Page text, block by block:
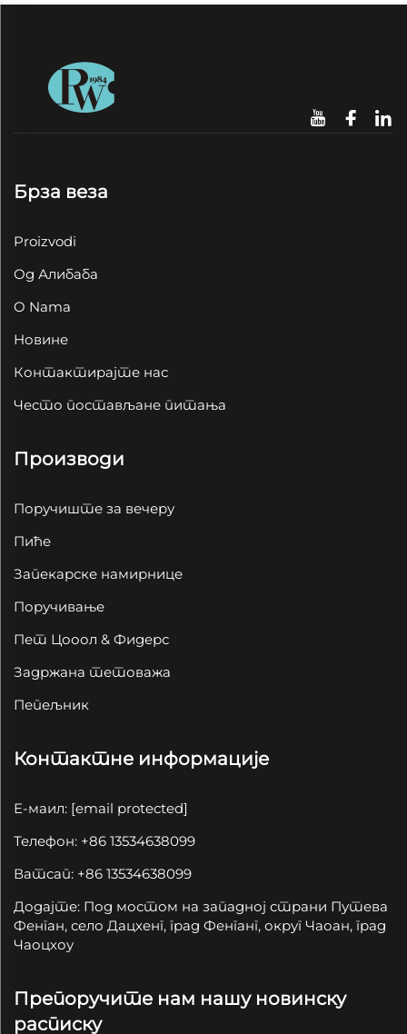
Брза веза
Proizvodi
Од Алибаба
O Nama
Новине
Контактирајте нас
Често постављане питања
Производи
Поручиште за вечеру
Пиће
Запекарске намирнице
Поручивање
Пет Цооол & Фидерс
Задржана тетоважа
Пепељник
Контактне информације
Е-маил: [email protected]
Телефон: +86 13534638099
Ватсап: +86 13534638099
Додајте: Под мостом на западној страни Путева
Фенган, село Дацхенг, град Фенганг, округ Чаоан, град
Чаоцхоу
Препоручите нам нашу новинску
расписку